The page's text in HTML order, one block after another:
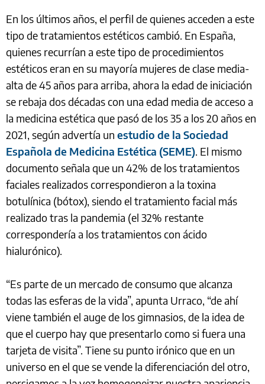
En los últimos años, el perfil de quienes acceden a este
tipo de tratamientos estéticos cambió. En España,
quienes recurrían a este tipo de procedimientos
estéticos eran en su mayoría mujeres de clase media-
alta de 45 años para arriba, ahora la edad de iniciación
se rebaja dos décadas con una edad media de acceso a
la medicina estética que pasó de los 35 a los 20 años en
2021, según advertía un estudio de la Sociedad
Española de Medicina Estética (SEME). El mismo
documento señala que un 42% de los tratamientos
faciales realizados correspondieron a la toxina
botulínica (bótox), siendo el tratamiento facial más
realizado tras la pandemia (el 32% restante
correspondería a los tratamientos con ácido
hialurónico).
“Es parte de un mercado de consumo que alcanza
todas las esferas de la vida”, apunta Urraco, “de ahí
viene también el auge de los gimnasios, de la idea de
que el cuerpo hay que presentarlo como si fuera una
tarjeta de visita”. Tiene su punto irónico que en un
universo en el que se vende la diferenciación del otro,